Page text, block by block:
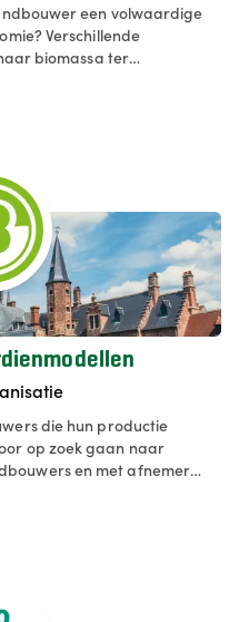
een volwaardige
Verschillende
biomassa ter
en degelijke
die hun productie
op zoek gaan naar
en met afnemers
er zijn ook